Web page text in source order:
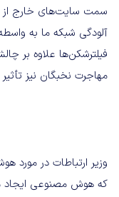
سمت سایت‌های خارج از
آلودگی شبکه ما به
فیلترشکن‌ها علاوه بر
مهاجرت نخبگان نیز
وزیر ارتباطات در
که هوش مصنوعی ایجاد